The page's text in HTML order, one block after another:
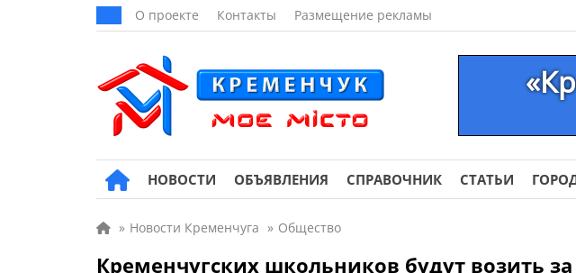
О проекте Контакты Размещение рекламы
НОВОСТИ ОБЪЯВЛЕНИЯ СПРАВОЧНИК СТАТЬИ
» Новости Кременчуга » Общество
Кременчугских школьников будут возить за